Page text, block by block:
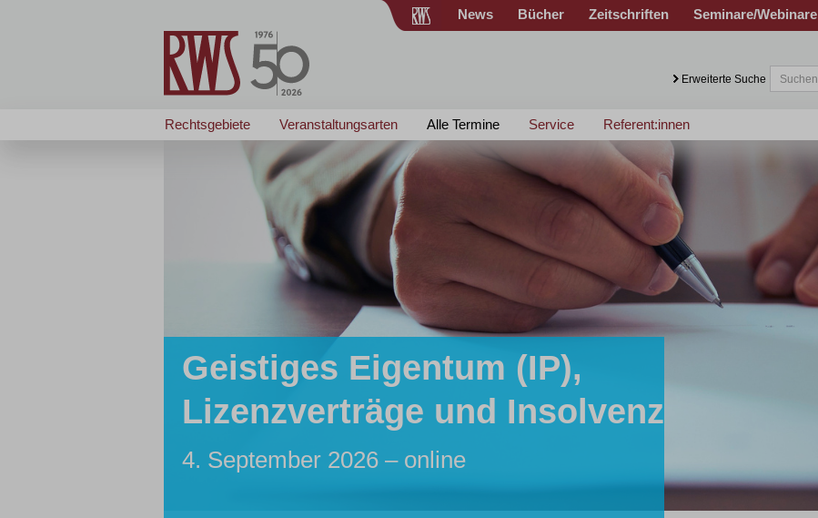
News Bücher Zeitschriften Seminare/Webinare
Erweiterte Suche
Rechtsgebiete Veranstaltungsarten Alle Termine Service Referent:innen
Geistiges Eigentum (IP),
Lizenzverträge und Insolvenz
4. September 2026 – online
Zertifizierte/r
Sachbearbeiter:in
Insolvenztabelle
21. bis 23. September 2026 in Köln
Zertifizierte/r
Insolvenzassistent:in
7. bis 12. Oktober 2026 online
... passt wie angegossen!
Inhouse-Seminare von RWS:
Maßgeschneidert für Ihre Mitarbeiter:innen!